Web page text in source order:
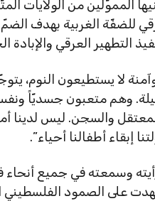
المموّلين من الولايات
للضفّة الغربية بهدف الضمّ
التطهير العرقي
لا يستطيعون النوم،
وهم متعبون جسديّاً
والسجن. ليس لدينا
إبقاء أطفالنا أحياء”.
وسمعته في جميع أنحاء
على الصمود